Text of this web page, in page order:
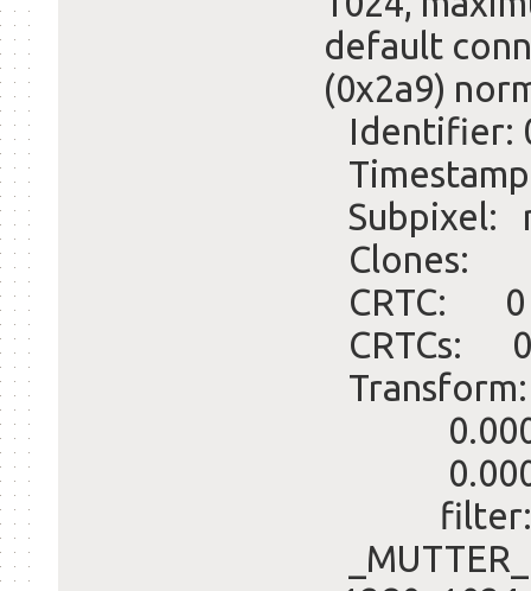
default
(0x2a9)
Identifier:
Subpixel:
Clones:
CRTC: 0
CRTCs: 0
filter: